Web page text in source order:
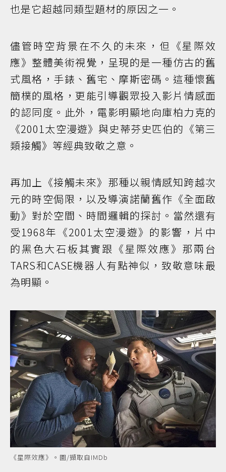
也是它超越同類型題材的原因之一。
儘管時空背景在不久的未來，但《星際效
應》整體美術視覺，呈現的是一種仿古的舊
式風格，手錶、舊宅、摩斯密碼。這種懷舊
簡樸的風格，更能引導觀眾投入影片情感面
的認同度。此外，電影明顯地向庫柏力克的
《2001太空漫遊》與史蒂芬史匹伯的《第三
類接觸》等經典致敬之意。
再加上《接觸未來》那種以親情感知跨越次
元的時空侷限，以及導演諾蘭舊作《全面啟
動》對於空間、時間邏輯的探討。當然還有
受1968年《2001太空漫遊》的影響，片中
的黑色大石板其實跟《星際效應》那兩台
TARS和CASE機器人有點神似，致敬意味最
為明顯。
《星際效應》。圖/擷取自IMDb